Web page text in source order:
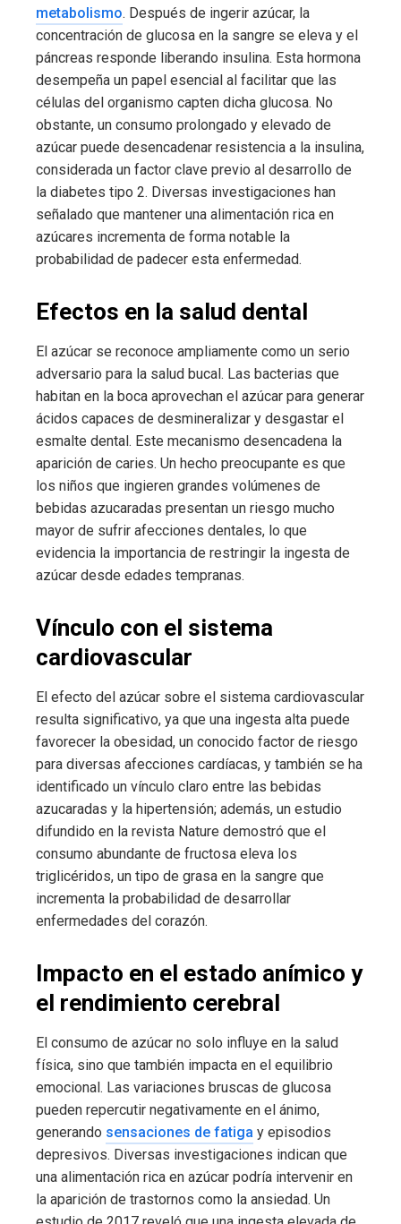
metabolismo. Después de ingerir azúcar, la
concentración de glucosa en la sangre se eleva y el
páncreas responde liberando insulina. Esta hormona
desempeña un papel esencial al facilitar que las
células del organismo capten dicha glucosa. No
obstante, un consumo prolongado y elevado de
azúcar puede desencadenar resistencia a la insulina,
considerada un factor clave previo al desarrollo de
la diabetes tipo 2. Diversas investigaciones han
señalado que mantener una alimentación rica en
azúcares incrementa de forma notable la
probabilidad de padecer esta enfermedad.
Efectos en la salud dental
El azúcar se reconoce ampliamente como un serio
adversario para la salud bucal. Las bacterias que
habitan en la boca aprovechan el azúcar para generar
ácidos capaces de desmineralizar y desgastar el
esmalte dental. Este mecanismo desencadena la
aparición de caries. Un hecho preocupante es que
los niños que ingieren grandes volúmenes de
bebidas azucaradas presentan un riesgo mucho
mayor de sufrir afecciones dentales, lo que
evidencia la importancia de restringir la ingesta de
azúcar desde edades tempranas.
Vínculo con el sistema
cardiovascular
El efecto del azúcar sobre el sistema cardiovascular
resulta significativo, ya que una ingesta alta puede
favorecer la obesidad, un conocido factor de riesgo
para diversas afecciones cardíacas, y también se ha
identificado un vínculo claro entre las bebidas
azucaradas y la hipertensión; además, un estudio
difundido en la revista Nature demostró que el
consumo abundante de fructosa eleva los
triglicéridos, un tipo de grasa en la sangre que
incrementa la probabilidad de desarrollar
enfermedades del corazón.
Impacto en el estado anímico y
el rendimiento cerebral
El consumo de azúcar no solo influye en la salud
física, sino que también impacta en el equilibrio
emocional. Las variaciones bruscas de glucosa
pueden repercutir negativamente en el ánimo,
generando sensaciones de fatiga y episodios
depresivos. Diversas investigaciones indican que
una alimentación rica en azúcar podría intervenir en
la aparición de trastornos como la ansiedad. Un